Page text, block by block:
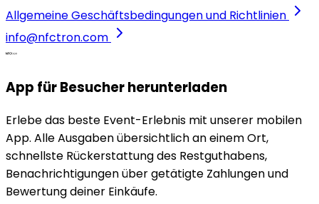
Allgemeine Geschäftsbedingungen und Richtlinien
info@nfctron.com
App für Besucher herunterladen
Erlebe das beste Event-Erlebnis mit unserer mobilen
App. Alle Ausgaben übersichtlich an einem Ort,
schnellste Rückerstattung des Restguthabens,
Benachrichtigungen über getätigte Zahlungen und
Bewertung deiner Einkäufe.